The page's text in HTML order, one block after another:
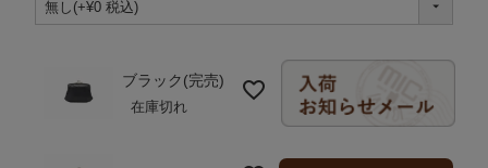
ブラック(完売)
在庫切れ